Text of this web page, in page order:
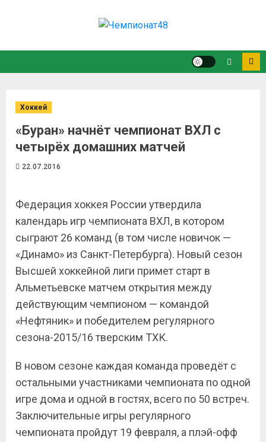
Хоккей
«Буран» начнёт чемпионат ВХЛ с
четырёх домашних матчей
22.07.2016
Федерация хоккея России утвердила
календарь игр чемпионата ВХЛ, в котором
сыграют 26 команд (в том числе новичок —
«Динамо» из Санкт-Петербурга). Новый сезон
Высшей хоккейной лиги примет старт в
Альметьевске матчем открытия между
действующим чемпионом — командой
«Нефтяник» и победителем регулярного
сезона-2015/16 тверским ТХК.
В новом сезоне каждая команда проведёт с
остальными участниками чемпионата по одной
игре дома и одной в гостях, всего по 50 встреч.
Заключительные игры регулярного
чемпионата пройдут 19 февраля, а плэй-офф